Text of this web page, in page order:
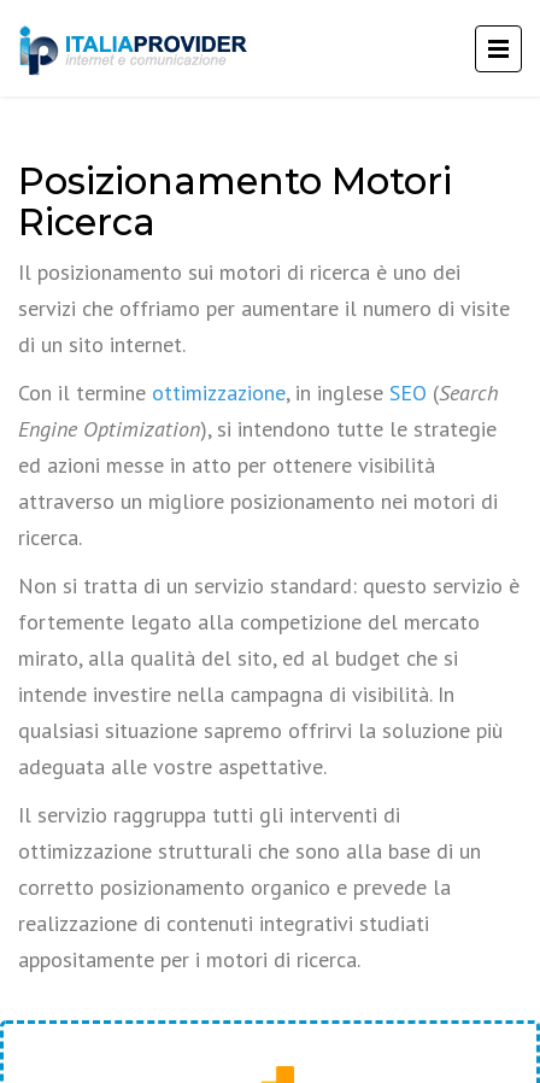
Posizionamento Motori
Ricerca
Il posizionamento sui motori di ricerca è uno dei
servizi che offriamo per aumentare il numero di visite
di un sito internet.
Con il termine ottimizzazione, in inglese SEO (Search
Engine Optimization), si intendono tutte le strategie
ed azioni messe in atto per ottenere visibilità
attraverso un migliore posizionamento nei motori di
ricerca.
Non si tratta di un servizio standard: questo servizio è
fortemente legato alla competizione del mercato
mirato, alla qualità del sito, ed al budget che si
intende investire nella campagna di visibilità. In
qualsiasi situazione sapremo offrirvi la soluzione più
adeguata alle vostre aspettative.
Il servizio raggruppa tutti gli interventi di
ottimizzazione strutturali che sono alla base di un
corretto posizionamento organico e prevede la
realizzazione di contenuti integrativi studiati
appositamente per i motori di ricerca.